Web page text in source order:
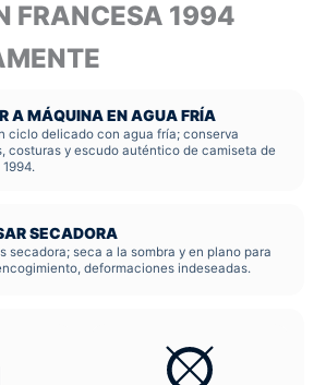
FRANCESA 1994
A MÁQUINA EN AGUA FRÍA
ciclo delicado con agua fría; conserva
costuras y escudo auténtico de camiseta de
SECADORA
secadora; seca a la sombra y en plano para
deformaciones indeseadas.